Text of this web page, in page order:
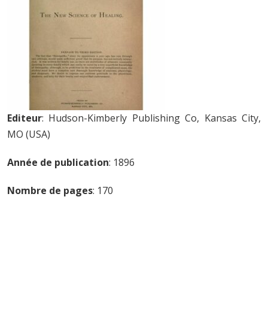
Editeur: Hudson-Kimberly Publishing Co, Kansas City,
MO (USA)
Année de publication: 1896
Nombre de pages: 170